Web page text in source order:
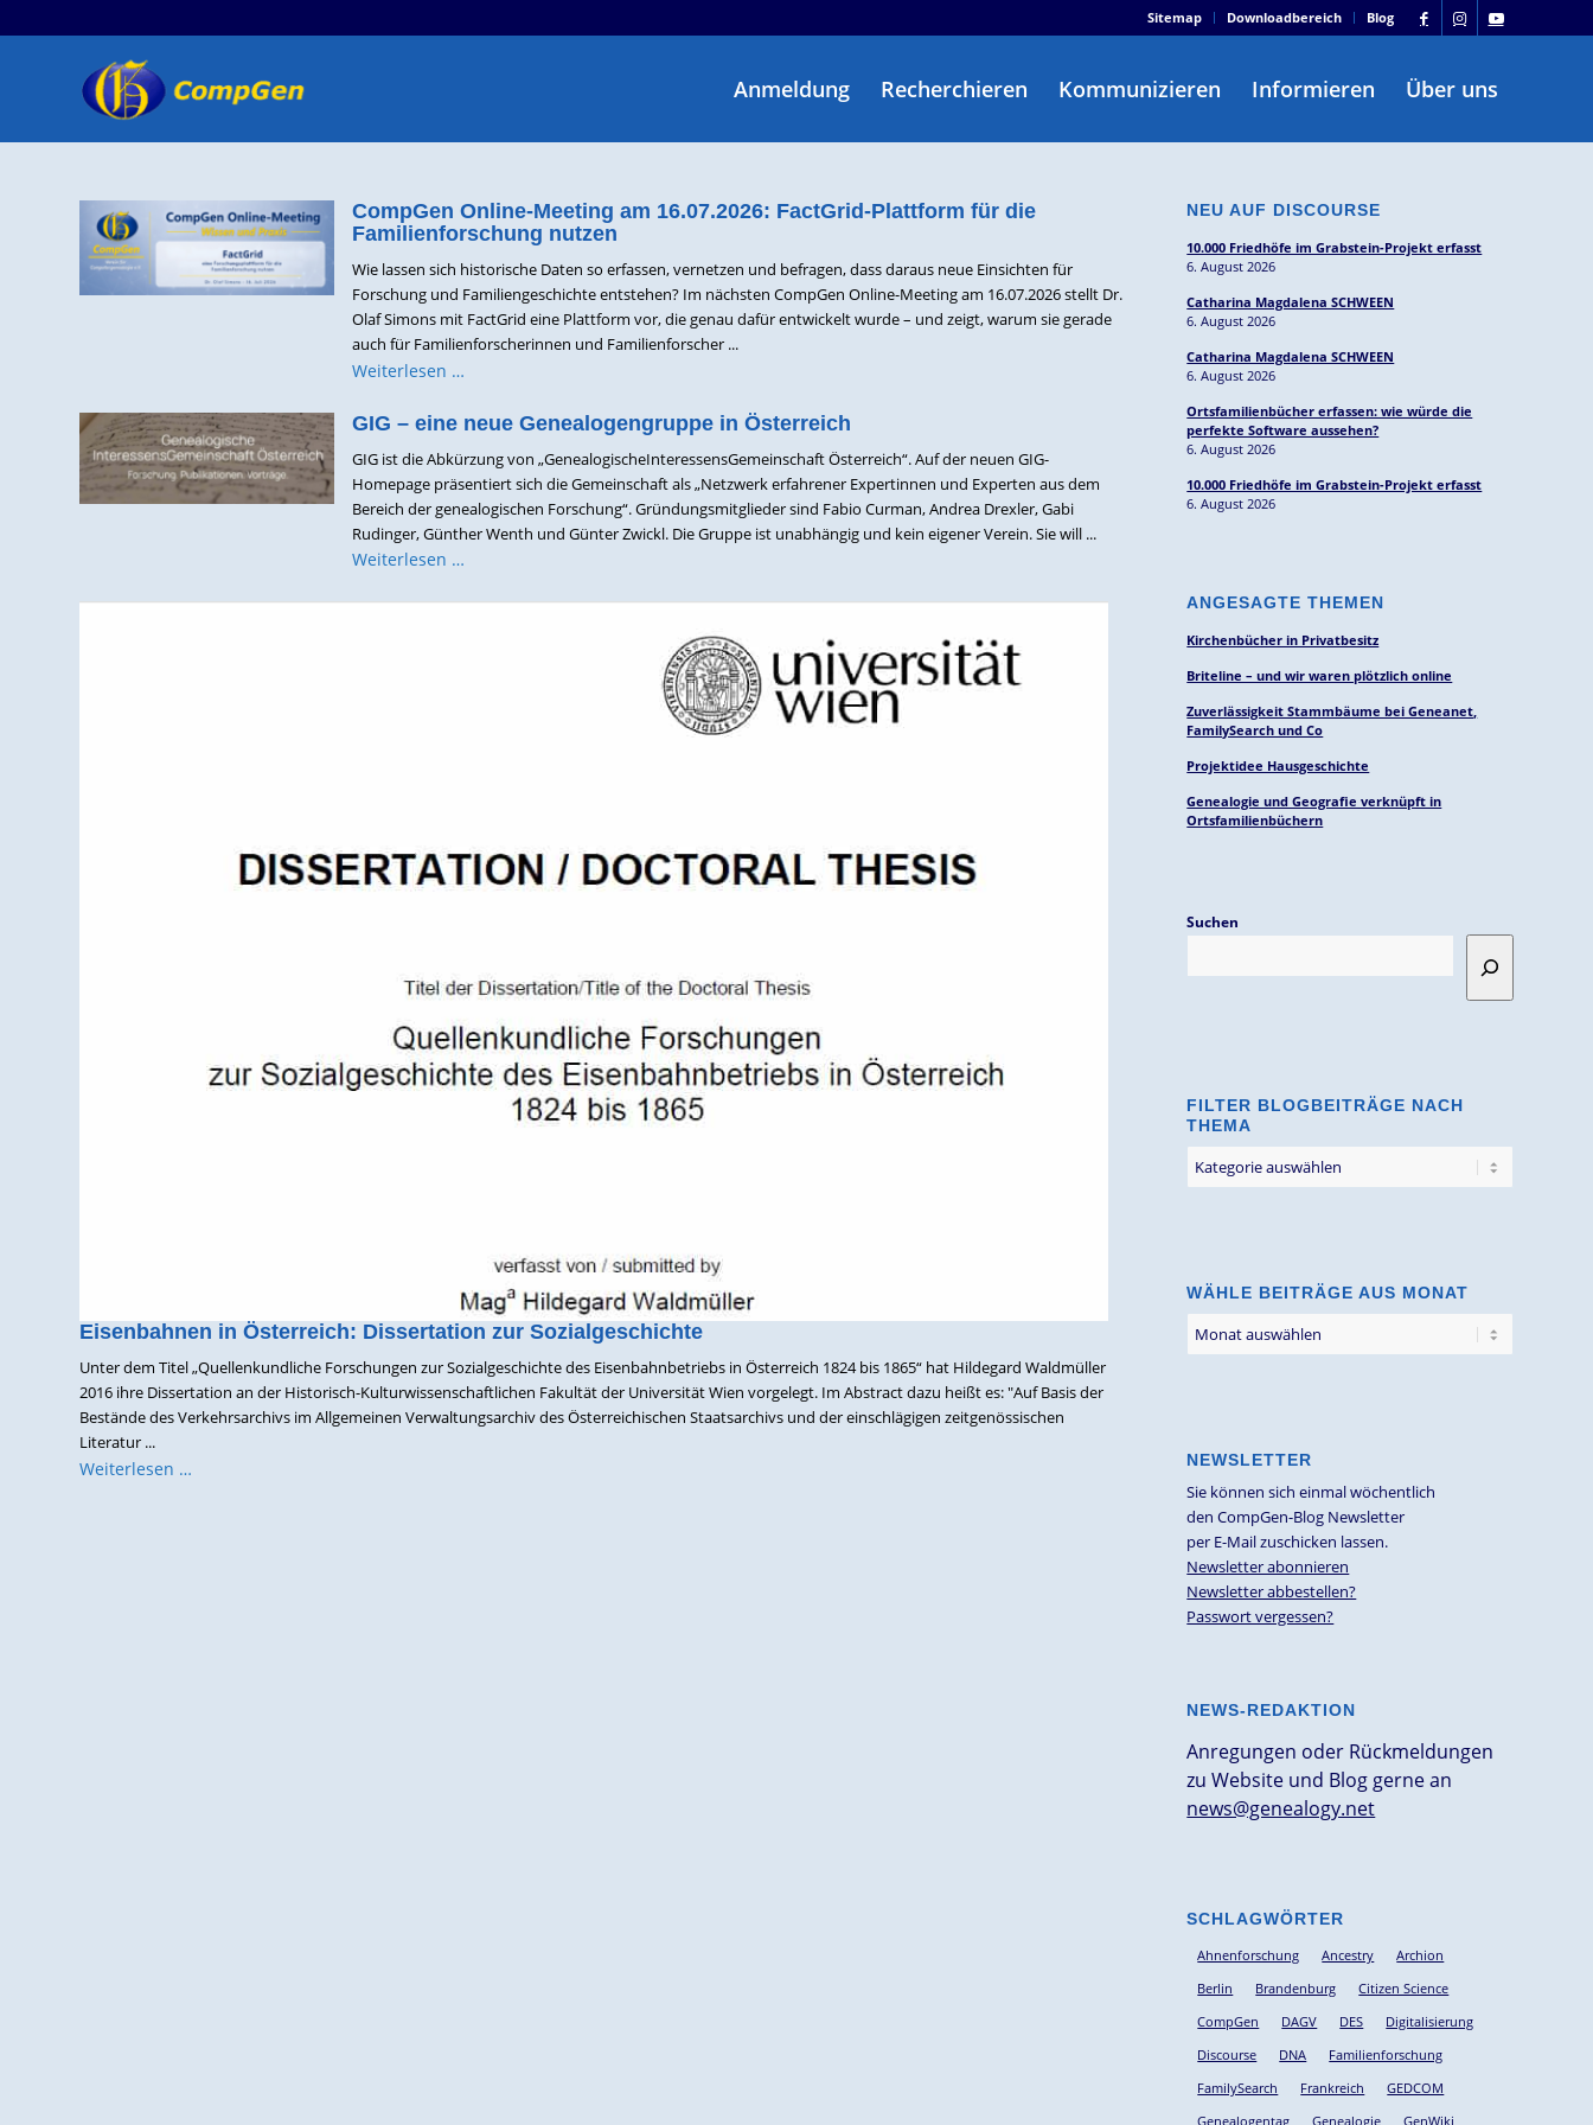
Sitemap Downloadbereich Blog
Anmeldung Recherchieren Kommunizieren Informieren Über uns
CompGen Online-Meeting am 16.07.2026: FactGrid-Plattform für die
Familienforschung nutzen
Wie lassen sich historische Daten so erfassen, vernetzen und befragen, dass daraus neue Einsichten für
Forschung und Familiengeschichte entstehen? Im nächsten CompGen Online-Meeting am 16.07.2026 stellt Dr.
Olaf Simons mit FactGrid eine Plattform vor, die genau dafür entwickelt wurde – und zeigt, warum sie gerade
auch für Familienforscherinnen und Familienforscher ...
Weiterlesen …
GIG – eine neue Genealogengruppe in Österreich
GIG ist die Abkürzung von „GenealogischeInteressensGemeinschaft Österreich“. Auf der neuen GIG-
Homepage präsentiert sich die Gemeinschaft als „Netzwerk erfahrener Expertinnen und Experten aus dem
Bereich der genealogischen Forschung“. Gründungsmitglieder sind Fabio Curman, Andrea Drexler, Gabi
Rudinger, Günther Wenth und Günter Zwickl. Die Gruppe ist unabhängig und kein eigener Verein. Sie will ...
Weiterlesen …
Eisenbahnen in Österreich: Dissertation zur Sozialgeschichte
Unter dem Titel „Quellenkundliche Forschungen zur Sozialgeschichte des Eisenbahnbetriebs in Österreich 1824 bis 1865“ hat Hildegard Waldmüller
2016 ihre Dissertation an der Historisch-Kulturwissenschaftlichen Fakultät der Universität Wien vorgelegt. Im Abstract dazu heißt es: "Auf Basis der
Bestände des Verkehrsarchivs im Allgemeinen Verwaltungsarchiv des Österreichischen Staatsarchivs und der einschlägigen zeitgenössischen
Literatur ...
Weiterlesen …
NEU AUF DISCOURSE
10.000 Friedhöfe im Grabstein-Projekt erfasst
6. August 2026
Catharina Magdalena SCHWEEN
6. August 2026
Catharina Magdalena SCHWEEN
6. August 2026
Ortsfamilienbücher erfassen: wie würde die
perfekte Software aussehen?
6. August 2026
10.000 Friedhöfe im Grabstein-Projekt erfasst
6. August 2026
ANGESAGTE THEMEN
Kirchenbücher in Privatbesitz
Briteline – und wir waren plötzlich online
Zuverlässigkeit Stammbäume bei Geneanet,
FamilySearch und Co
Projektidee Hausgeschichte
Genealogie und Geografie verknüpft in
Ortsfamilienbüchern
Suchen
FILTER BLOGBEITRÄGE NACH
THEMA
Blogbeiträge
WÄHLE BEITRÄGE AUS MONAT
NEWSLETTER
Sie können sich einmal wöchentlich
den CompGen-Blog Newsletter
per E-Mail zuschicken lassen.
Newsletter abonnieren
Newsletter abbestellen?
Passwort vergessen?
NEWS-REDAKTION
Anregungen oder Rückmeldungen
zu Website und Blog gerne an
news@genealogy.net
SCHLAGWÖRTER
Ahnenforschung Ancestry
Archion
Berlin
Brandenburg
Citizen Science
CompGen
DAGV DES
Digitalisierung
Discourse
DNA
Familienforschung
FamilySearch
Frankreich
GEDCOM
Genealogentag
Genealogie
GenWiki